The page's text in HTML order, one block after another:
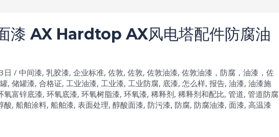
漆 AX Hardtop AX风电塔配件防腐油
日 / 中间漆, 乳胶漆, 企业标准, 佐敦, 佐敦, 佐敦油漆, 佐敦油漆，防腐，油漆，佐
, 储罐漆, 合格证, 工业油漆, 工业漆, 工业防腐, 底漆, 怎么样, 报告, 油漆, 油漆施
氧富锌底漆, 环氧底漆, 环氧树脂漆, 环氧漆, 稀释剂, 稀释剂和配比, 管道, 管道防腐
酸, 船舶涂料, 船舶漆, 表面处理, 醇酸面漆, 防污漆, 防腐, 防腐油漆, 面漆, 高温漆